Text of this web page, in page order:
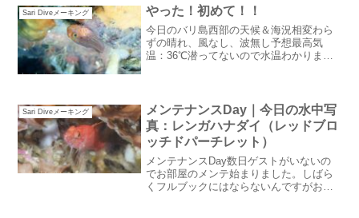
知らせください。今日のバリ島西部の天
候＆海況良い天...
Sari Diveメーキング やった！初めて！！
今日のバリ島西部の天候＆海況相変わら
ずの晴れ、風なし、波無し予想最高気
温：36℃潜ってないので水温わかりませ
が昨日やっと・・やっ...
Sari Diveメーキング
メンテナンスDay｜今日の水中写
真：レンガハナダイ（レッドブロ
ッチドパーチレット）
メンテナンスDay数日ゲストがいないの
でお部屋のメンテ始まりました。しばら
くフルブックにはならないんですがお金